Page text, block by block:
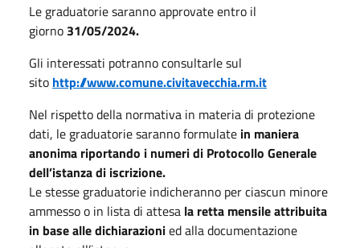
Le graduatorie saranno approvate entro il
giorno 31/05/2024.
Gli interessati potranno consultarle sul
sito http://www.comune.civitavecchia.rm.it
Nel rispetto della normativa in materia di protezione
dati, le graduatorie saranno formulate in maniera
anonima riportando i numeri di Protocollo Generale
dell’istanza di iscrizione.
Le stesse graduatorie indicheranno per ciascun minore
ammesso o in lista di attesa la retta mensile attribuita
in base alle dichiarazionied alla documentazione